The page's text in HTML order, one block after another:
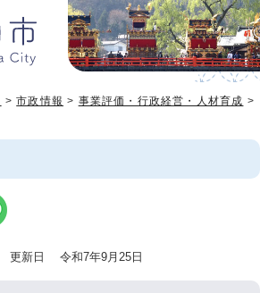
>市政情報 > 事業評価・行政経営・人材育成 >
更新日 令和7年9月25日